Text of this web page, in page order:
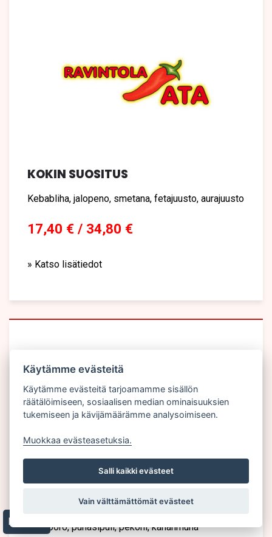
KOKIN SUOSITUS
Kebabliha, jalopeno, smetana, fetajuusto, aurajuusto
17,40 € / 34,80 €
» Katso lisätiedot
SAVUPORO SPECIAL
Savuporo, punasipuli, pekoni, kananmuna
Evästeet
Käytämme evästeitä
Käytämme evästeitä tarjoamamme sisällön
räätälöimiseen, sosiaalisen median ominaisuuksien
tukemiseen ja kävijämäärämme analysoimiseen.
Muokkaa evästeasetuksia.
Salli kaikki evästeet
Vain välttämättömät evästeet